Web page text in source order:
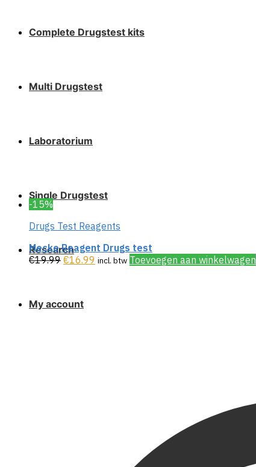
Complete Drugstest kits
Multi Drugstest
Laboratorium
Single Drugstest
Research
My account
-15%
Drugs Test Reagents
Mecke Reagent Drugs test
€19.99 €16.99 incl. btw Toevoegen aan winkelwagen